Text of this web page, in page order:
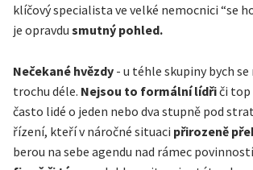
klíčový specialista ve velké nemocnici “se
je opravdu smutný pohled.
Nečekané hvězdy - u téhle skupiny bych
trochu déle. Nejsou to formální lídřiči top
často lidé o jeden nebo dva stupně pod
řízení, kteří v náročné situaci přirozeně
berou na sebe agendu nad rámec